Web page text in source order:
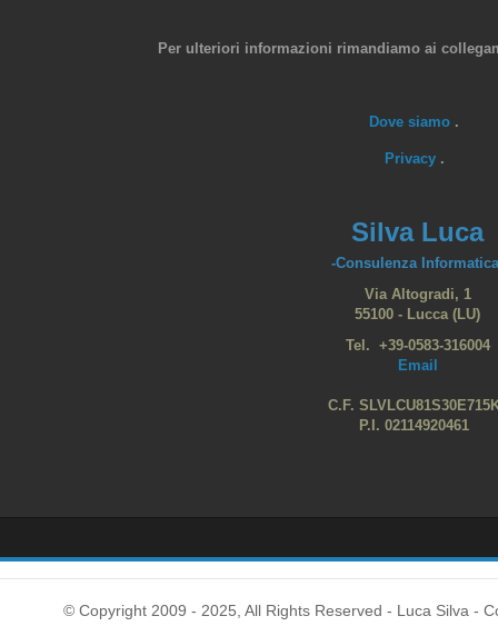
Per ulteriori informazioni rimandiamo ai
Dove siamo .
Privacy.
Silva Luca
-Consulenza
Via Altogradi, 1
55100 - Lucca (LU)
Tel. +39-0583-316004
Email
C.F.
P.I. 02114920461
© Copyright 2009 - 2025, All Rights Reserved - Luca Silva -